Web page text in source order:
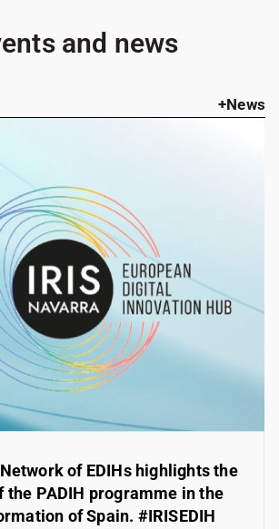
and news
+News
of EDIHs highlights the
the PADIH programme in the
of Spain. #IRISEDIH